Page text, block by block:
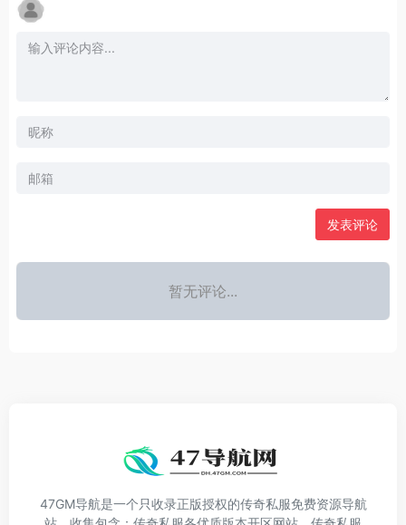
发表评论
暂无评论...
47GM导航是一个只收录正版授权的传奇私服免费资源导航